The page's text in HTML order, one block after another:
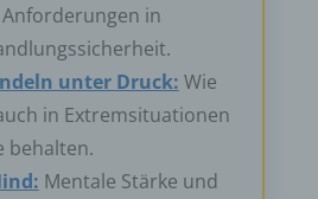
in
unter Druck: Wie
in Extremsituationen
behalten.
Mentale Stärke und